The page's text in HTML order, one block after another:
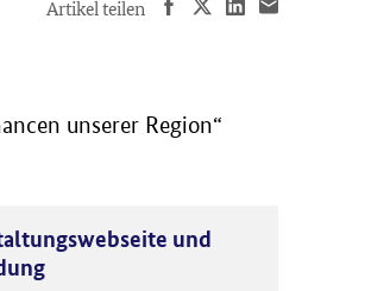
Artikel teilen
unserer Region“
und